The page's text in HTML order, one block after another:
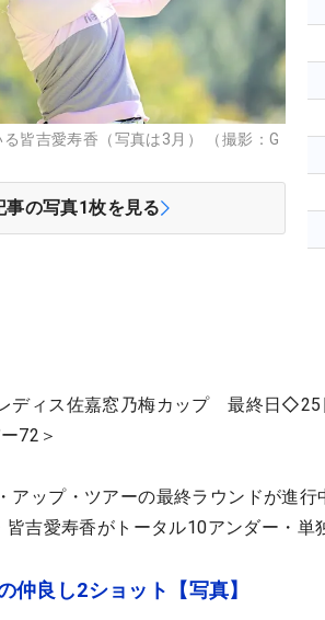
皆吉愛寿香（写真は3月） （撮影：G
事の写真1枚を見る
ディス佐嘉窓乃梅カップ 最終日
72＞
アップ・ツアーの最終ラウンドが進行
吉愛寿香がトータル10アンダー・単
仲良し2ショット【写真】